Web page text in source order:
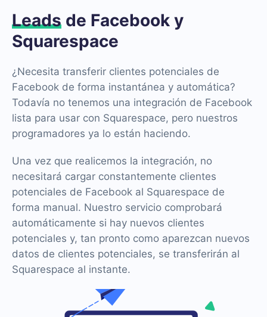
Leads de Facebook y
Squarespace
¿Necesita transferir clientes potenciales de
Facebook de forma instantánea y automática?
Todavía no tenemos una integración de Facebook
lista para usar con Squarespace, pero nuestros
programadores ya lo están haciendo.
Una vez que realicemos la integración, no
necesitará cargar constantemente clientes
potenciales de Facebook al Squarespace de
forma manual. Nuestro servicio comprobará
automáticamente si hay nuevos clientes
potenciales y, tan pronto como aparezcan nuevos
datos de clientes potenciales, se transferirán al
Squarespace al instante.